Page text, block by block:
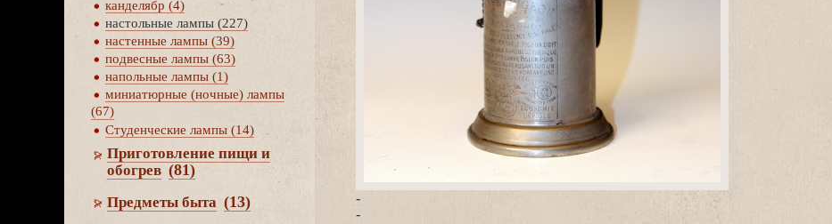
канделябр (4)
настольные лампы (227)
настенные лампы (39)
подвесные лампы (63)
напольные лампы (1)
миниатюрные (ночные) лампы
(67)
Студенческие лампы (14)
Приготовление пищи и
обогре (81)
Предметы быта (13)
-
-